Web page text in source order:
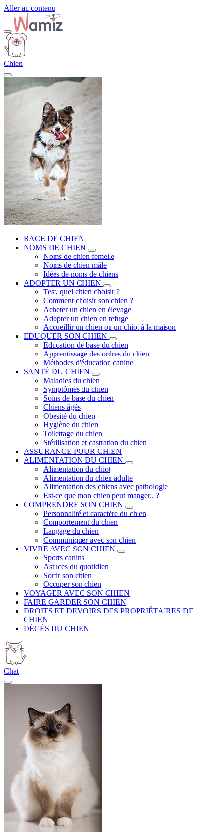
Aller au contenu
Chien
RACE DE CHIEN
NOMS DE CHIEN
Noms de chien femelle
Noms de chien mâle
Idées de noms de chiens
ADOPTER UN CHIEN
Test, quel chien choisir ?
Comment choisir son chien ?
Acheter un chien en élevage
Adopter un chien en refuge
Accueillir un chien ou un chiot à la maison
EDUQUER SON CHIEN
Education de base du chien
Apprentissage des ordres du chien
Méthodes d'éducation canine
SANTÉ DU CHIEN
Maladies du chien
Symptômes du chien
Soins de base du chien
Chiens âgés
Obésité du chien
Hygiène du chien
Toilettage du chien
Stérilisation et castration du chien
ASSURANCE POUR CHIEN
ALIMENTATION DU CHIEN
Alimentation du chiot
Alimentation du chien adulte
Alimentation des chiens avec pathologie
Est-ce que mon chien peut manger.. ?
COMPRENDRE SON CHIEN
Personnalité et caractère du chien
Comportement du chien
Langage du chien
Communiquer avec son chien
VIVRE AVEC SON CHIEN
Sports canins
Astuces du quotidien
Sortir son chien
Occuper son chien
VOYAGER AVEC SON CHIEN
FAIRE GARDER SON CHIEN
DROITS ET DEVOIRS DES PROPRIÉTAIRES DE
CHIEN
DÉCÈS DU CHIEN
Chat